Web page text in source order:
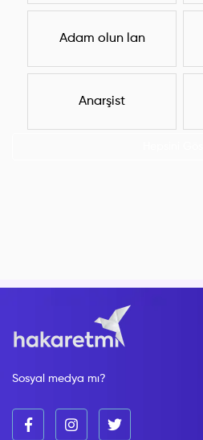
Adam olun lan
Anarşist
Sosyal medya mı?